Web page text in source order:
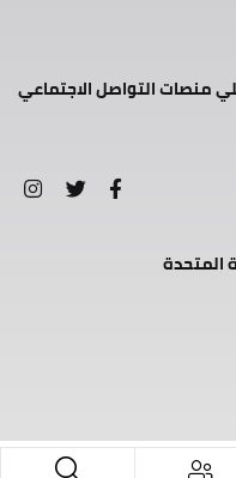
منصات التواصل الاجتماعي
المتحدة